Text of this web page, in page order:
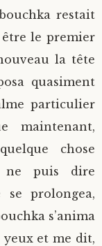
restait
être le premier
la tête
quasiment
particulier
maintenant,
chose
ne puis dire
se prolongea,
s’anima
yeux et me dit,